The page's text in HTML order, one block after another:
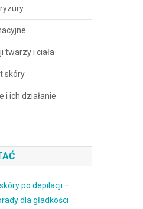
twarzy i ciała
skóry
i ich działanie
po depilacji –
dla gładkości